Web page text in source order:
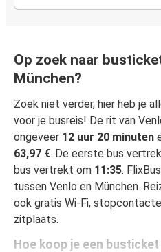
Op zoek naar
München?
Zoek niet verder, hier heb je
voor je busreis! De rit van
ongeveer 12 uur 20 minuten
63,97 €. De eerste bus
bus vertrekt om 11:35.
tussen Venlo en München.
ook gratis Wi-Fi,
zitplaats.
Hoe koop je een